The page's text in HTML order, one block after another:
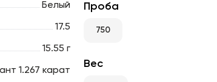
Белый
17.5
15.55 г
1.267 карат
Проба
750
Вес